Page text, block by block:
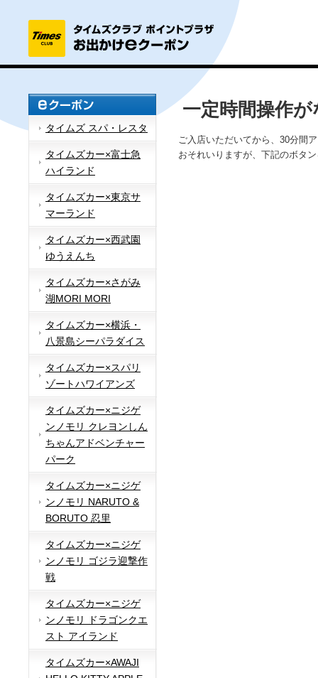
タイムズ スパ・レスタ
タイムズカー×富士急
ハイランド
タイムズカー×東京サ
マーランド
タイムズカー×西武園
ゆうえんち
タイムズカー×さがみ
湖MORI MORI
タイムズカー×横浜・
八景島シーパラダイス
タイムズカー×スパリ
ゾートハワイアンズ
タイムズカー×ニジゲ
ンノモリ クレヨンしん
ちゃんアドベンチャー
パーク
タイムズカー×ニジゲ
ンノモリ NARUTO &
BORUTO 忍里
タイムズカー×ニジゲ
ンノモリ ゴジラ迎撃作
戦
タイムズカー×ニジゲ
ンノモリ ドラゴンクエ
スト アイランド
タイムズカー×AWAJI
一定時間操作
ご入店いただいてから、30分間
おそれいりますが、下記のボタ